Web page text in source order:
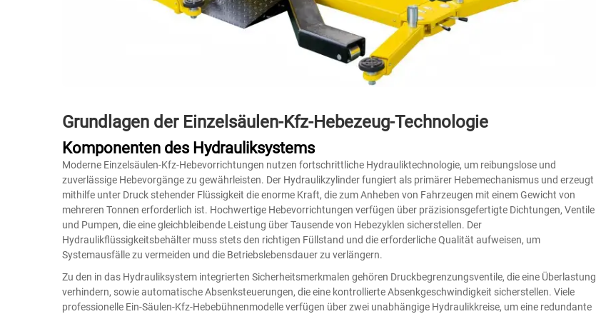
Grundlagen der Einzelsäulen-Kfz-Hebezeug-Technologie
Komponenten des Hydrauliksystems
Moderne Einzelsäulen-Kfz-Hebevorrichtungen nutzen fortschrittliche Hydrauliktechnologie, um reibungslose und
zuverlässige Hebevorgänge zu gewährleisten. Der Hydraulikzylinder fungiert als primärer Hebemechanismus und erzeugt
mithilfe unter Druck stehender Flüssigkeit die enorme Kraft, die zum Anheben von Fahrzeugen mit einem Gewicht von
mehreren Tonnen erforderlich ist. Hochwertige Hebevorrichtungen verfügen über präzisionsgefertigte Dichtungen, Ventile
und Pumpen, die eine gleichbleibende Leistung über Tausende von Hebezyklen sicherstellen. Der
Hydraulikflüssigkeitsbehälter muss stets den richtigen Füllstand und die erforderliche Qualität aufweisen, um
Systemausfälle zu vermeiden und die Betriebslebensdauer zu verlängern.
Zu den in das Hydrauliksystem integrierten Sicherheitsmerkmalen gehören Druckbegrenzungsventile, die eine Überlastung
verhindern, sowie automatische Absenksteuerungen, die eine kontrollierte Absenkgeschwindigkeit sicherstellen. Viele
professionelle Ein-Säulen-Kfz-Hebebühnenmodelle verfügen über zwei unabhängige Hydraulikkreise, um eine redundante